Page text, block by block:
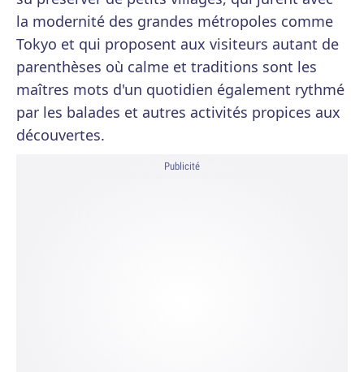
la modernité des grandes métropoles comme
Tokyo et qui proposent aux visiteurs autant de
parenthèses où calme et traditions sont les
maîtres mots d'un quotidien également rythmé
par les balades et autres activités propices aux
découvertes.
Publicité